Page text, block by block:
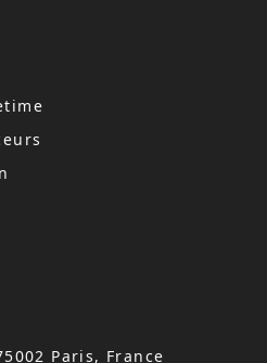
Paris, France